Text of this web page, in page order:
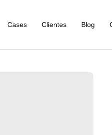
Cases Clientes Blog